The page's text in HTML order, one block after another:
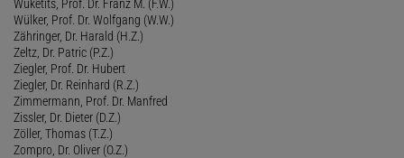
Wuketits, Prof. Dr. Franz M. (F.W.)
Wülker, Prof. Dr. Wolfgang (W.W.)
Zähringer, Dr. Harald (H.Z.)
Zeltz, Dr. Patric (P.Z.)
Ziegler, Prof. Dr. Hubert
Ziegler, Dr. Reinhard (R.Z.)
Zimmermann, Prof. Dr. Manfred
Zissler, Dr. Dieter (D.Z.)
Zöller, Thomas (T.Z.)
Zompro, Dr. Oliver (O.Z.)